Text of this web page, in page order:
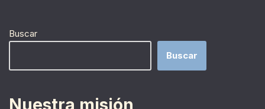
Buscar
Buscar
Nuestra misión